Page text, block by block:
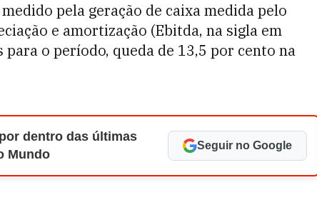
pela geração de caixa medida pelo
e amortização (Ebitda, na sigla em
o período, queda de 13,5 por cento na
dentro das últimas
Mundo
Seguir no Google